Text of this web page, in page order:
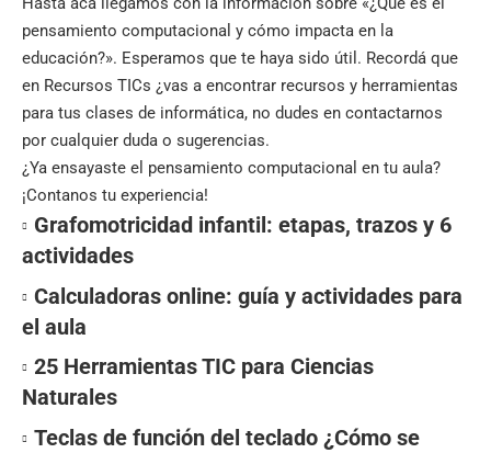
pensamiento computacional y cómo impacta en la
educación?». Esperamos que te haya sido útil. Recordá que
en Recursos TICs ¿vas a encontrar recursos y herramientas
para tus clases de informática, no dudes en contactarnos
por cualquier duda o sugerencias.
¿Ya ensayaste el pensamiento computacional en tu aula?
¡Contanos tu experiencia!
Grafomotricidad infantil: etapas, trazos y 6
actividades
Calculadoras online: guía y actividades para
el aula
25 Herramientas TIC para Ciencias
Naturales
Teclas de función del teclado ¿Cómo se